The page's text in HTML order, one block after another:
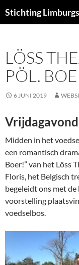
naar
Stichting
LÖSS
PÖL.
6 JUNI 2019
Midden in het
een romantisch
Boer!” van het Löss
Floris, het Belgisch
begeleidt ons met
voorstelling
voedselbos.